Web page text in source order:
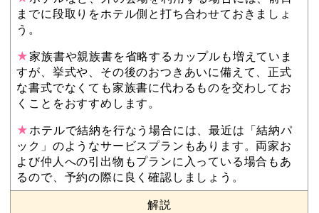
までに段取りをホテル側と打ち合わせておきましょ
う。
★家族書や親族書を省略するカップルも増えていま
すが、挙式や、その後のおつきあいに備えて、正式
な書式でなくても家族書に代わるものを交わしてお
くことをおすすめします。
★ホテルで結納を行なう場合には、最近は「結納パ
ック」のようなサービスプランもあります。両家お
よび仲人への引出物もプランに入っている場合もあ
るので、予約の際に良く確認しましょう。
解説